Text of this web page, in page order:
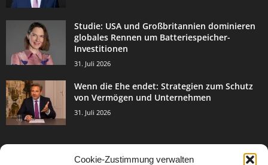
Cookie-Zustimmung verwalten
Studie: USA und Großbritannien dominieren
globales Rennen um Batteriespeicher-
Investitionen
31. Juli 2026
Wenn die Ehe endet: Strategien zum Schutz
von Vermögen und Unternehmen
31. Juli 2026